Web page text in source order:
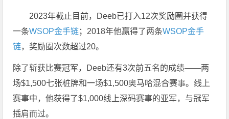
2023年截止目前，Deeb已打入12次奖励圈并获得
一条WSOP金手链；2018年他赢得了两条WSOP金手
链，奖励圈次数超过20。
除了斩获比赛冠军，Deeb还有3次前五名的成绩——两
场$1,500七张桩牌和一场$1,500奥马哈混合赛事。线上
赛事中，他获得了$1,000线上深码赛事的亚军，与冠军
插肩而过。